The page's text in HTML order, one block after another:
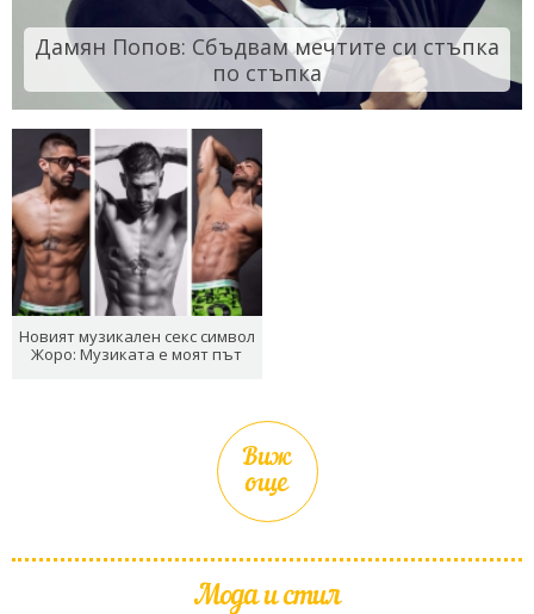
Дамян Попов: Сбъдвам мечтите си стъпка
по стъпка
Новият музикален секс символ
Жоро: Музиката е моят път
Виж
още
Мода и стил